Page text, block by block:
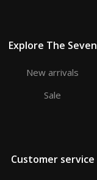
Explore The Seven
New arrivals
Sale
Customer service